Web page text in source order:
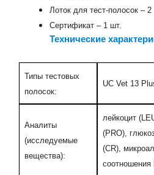
Лоток для тест-полосок – 2
Сертификат – 1 шт.
Технические
Типы тестовых
полосок:
UC Vet 13
Аналиты
(исследуемые
вещества):
лейкоцит
(PRO),
(CR),
соотношения